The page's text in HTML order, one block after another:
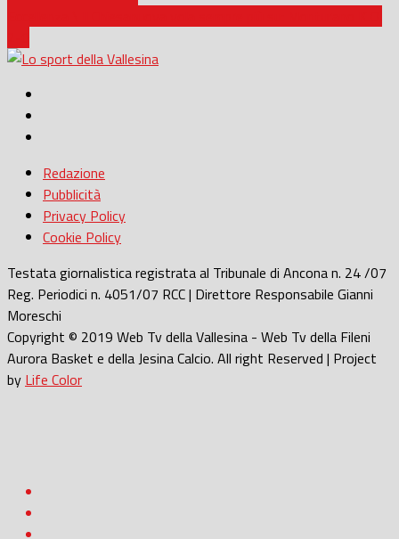
Redazione
Pubblicità
Privacy Policy
Cookie Policy
Testata giornalistica registrata al Tribunale di Ancona n. 24 /07
Reg. Periodici n. 4051/07 RCC | Direttore Responsabile Gianni
Moreschi
Copyright © 2019 Web Tv della Vallesina - Web Tv della Fileni
Aurora Basket e della Jesina Calcio. All right Reserved | Project
by Life Color